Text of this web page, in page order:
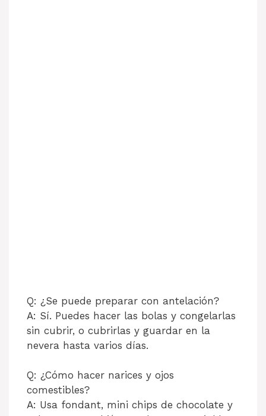
Q: ¿Se puede preparar con antelación?
A: Sí. Puedes hacer las bolas y congelarlas
sin cubrir, o cubrirlas y guardar en la
nevera hasta varios días.
Q: ¿Cómo hacer narices y ojos
comestibles?
A: Usa fondant, mini chips de chocolate y